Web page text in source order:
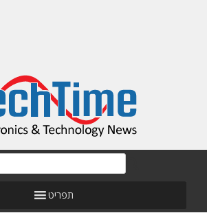
תפריט